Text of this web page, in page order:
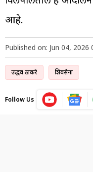
आहे.
Published on: Jun 04, 2026
उद्धव ठाकरे शिवसेना
Follow Us